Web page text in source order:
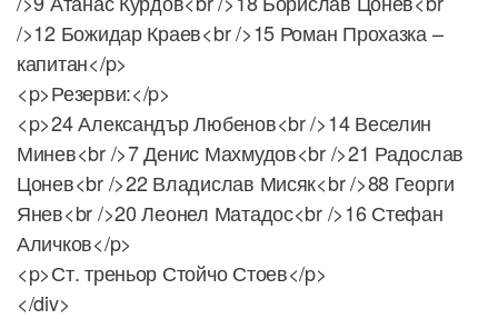
/>12 Божидар Краев<br />15 Роман Прохазка –
капитан</p>
<p>Резерви:</p>
<p>24 Александър Любенов<br />14 Веселин
Минев<br />7 Денис Махмудов<br />21 Радослав
Цонев<br />22 Владислав Мисяк<br />88 Георги
Янев<br />20 Леонел Матадос<br />16 Стефан
Аличков</p>
<p>Ст. треньор Стойчо Стоев</p>
</div>